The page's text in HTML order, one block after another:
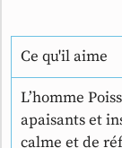
Ce qu'il aime
L’homme
apaisants et
calme et de